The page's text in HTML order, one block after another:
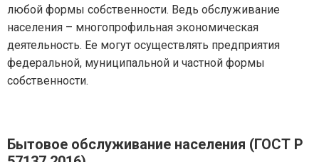
любой формы собственности. Ведь обслуживание
населения – многопрофильная экономическая
деятельность. Ее могут осуществлять предприятия
федеральной, муниципальной и частной формы
собственности.
Бытовое обслуживание населения (ГОСТ Р